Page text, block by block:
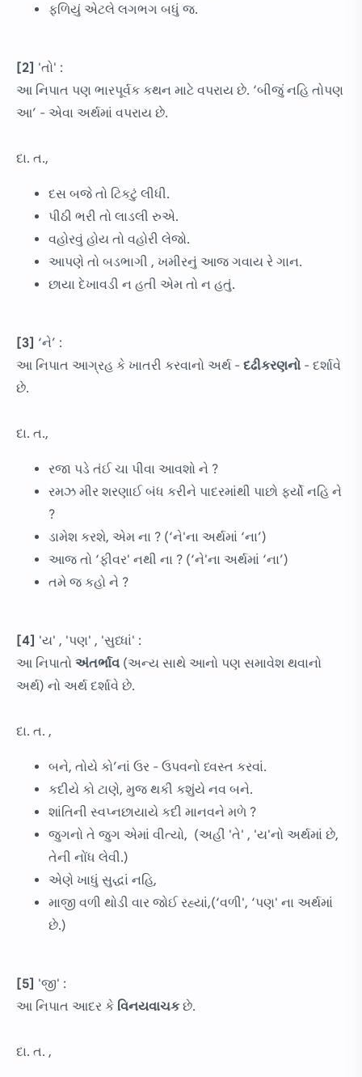
ફળિયું એટલે લગભગ બધું જ.
[2] 'તો' :
આ નિપાત પણ ભારપૂર્વક કથન માટે વપરાય છે. ‘બીજું નહિ તોપણ
આ’ - એવા અર્થમાં વપરાય છે.
દા. ત.,
દસ બજે તો ટિકટું લીધી.
પીઠી ભરી તો લાડલી રુએ.
વહોરવું હોય તો વહોરી લેજો.
આપણે તો બડભાગી , ખમીરનું આજ ગવાય રે ગાન.
છાયા દેખાવડી ન હતી એમ તો ન હતું.
[3] ‘ને’ :
આ નિપાત આગ્રહ કે ખાતરી કરવાનો અર્થ - દઢીકરણનો - દર્શાવે
છે.
દા. ત.,
રજા પડે તંઈ ચા પીવા આવશો ને ?
રમઝ મીર શરણાઈ બંધ કરીને પાદરમાંથી પાછો ફર્યો નહિ ને
?
ડામેશ કરશે, એમ ના ? (‘ને'ના અર્થમાં ‘ના’)
આજ તો ‘ફીવર' નથી ના ? (‘ને'ના અર્થમાં ‘ના’)
તમે જ કહો ને ?
[4] 'ય' , 'પણ' , 'સુધ્ધાં' :
આ નિપાતો અંતર્ભાવ (અન્ય સાથે આનો પણ સમાવેશ થવાનો
અર્થ) નો અર્થ દર્શાવે છે.
દા. ત. ,
બને, તોયે કો’નાં ઉર - ઉપવનો ધ્વસ્ત કરવાં.
કદીયે કો ટાણે, મુજ થકી કશુંયે નવ બને.
શાંતિની સ્વપ્નછાયાયે કદી માનવને મળે ?
જુગનો તે જુગ એમાં વીત્યો, (અહીં 'તે' , 'ય'નો અર્થમાં છે,
તેની નોંધ લેવી.)
એણે ખાધું સુદ્ધાં નહિ,
માજી વળી થોડી વાર જોઈ રહ્યાં,(‘વળી', ‘પણ' ના અર્થમાં
છે.)
[5] 'જી' :
આ નિપાત આદર કે વિનયવાચકછે.
દા. ત. ,